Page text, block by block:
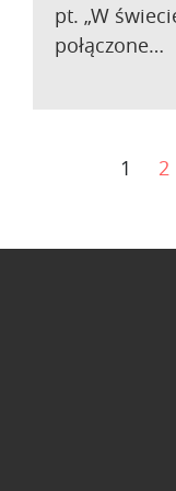
pt. „W
połączone…
1 2